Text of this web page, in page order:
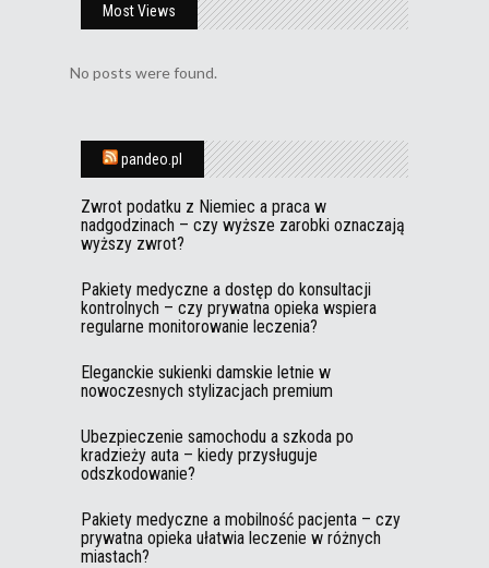
Most Views
No posts were found.
pandeo.pl
Zwrot podatku z Niemiec a praca w
nadgodzinach – czy wyższe zarobki oznaczają
wyższy zwrot?
Pakiety medyczne a dostęp do konsultacji
kontrolnych – czy prywatna opieka wspiera
regularne monitorowanie leczenia?
Eleganckie sukienki damskie letnie w
nowoczesnych stylizacjach premium
Ubezpieczenie samochodu a szkoda po
kradzieży auta – kiedy przysługuje
odszkodowanie?
Pakiety medyczne a mobilność pacjenta – czy
prywatna opieka ułatwia leczenie w różnych
miastach?